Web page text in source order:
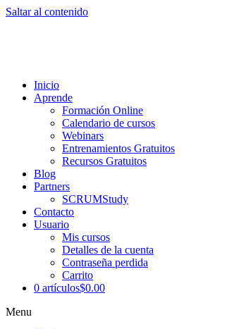
Saltar al contenido
Inicio
Aprende
Formación Online
Calendario de cursos
Webinars
Entrenamientos Gratuitos
Recursos Gratuitos
Blog
Partners
SCRUMStudy
Contacto
Usuario
Mis cursos
Detalles de la cuenta
Contraseña perdida
Carrito
0 artículos$0.00
Menu